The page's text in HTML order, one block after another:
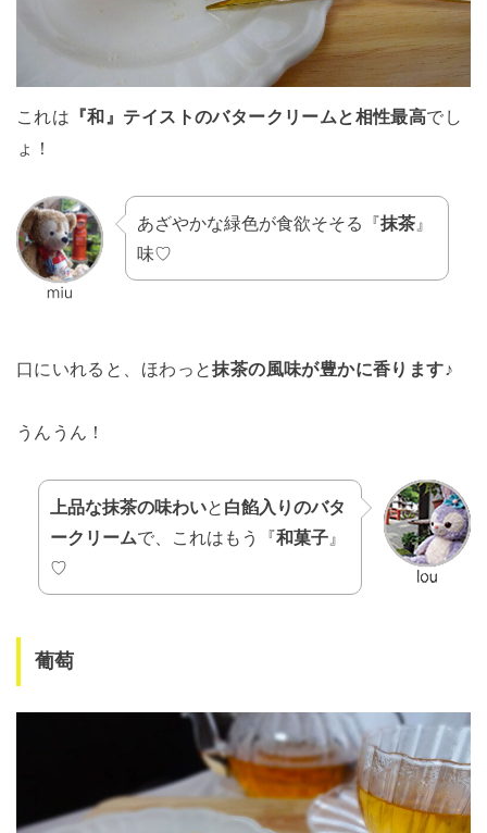
これは 『和』テイストのバタークリームと相性最高でし
ょ！
あざやかな緑色が食欲そそる『抹茶』
味♡
口にいれると、ほわっと抹茶の風味が豊かに香ります♪
うんうん！
上品な抹茶の味わいと 白餡入りのバタ
ークリームで、これはもう『和菓子』
♡
葡萄